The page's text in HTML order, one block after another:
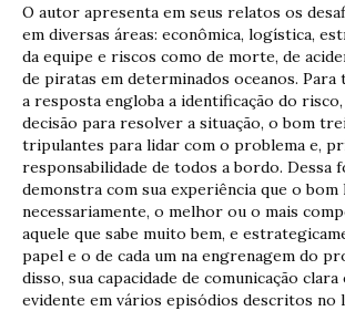
O autor apresenta em seus relatos os
em diversas áreas: econômica, logística,
da equipe e riscos como de morte, de
de piratas em determinados oceanos. Para
a resposta engloba a identificação do risco,
decisão para resolver a situação, o bom
tripulantes para lidar com o problema e,
responsabilidade de todos a bordo. Dessa
demonstra com sua experiência que o bom
necessariamente, o melhor ou o mais
aquele que sabe muito bem, e
papel e o de cada um na engrenagem do
disso, sua capacidade de comunicação
evidente em vários episódios descritos no